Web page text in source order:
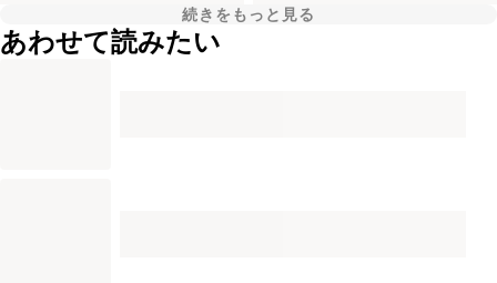
続きをもっと見る
あわせて読みたい